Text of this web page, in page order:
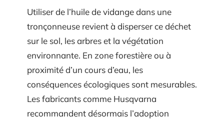
Utiliser de l’huile de vidange dans une
tronçonneuse revient à disperser ce déchet
sur le sol, les arbres et la végétation
environnante. En zone forestière ou à
proximité d’un cours d’eau, les
conséquences écologiques sont mesurables.
Les fabricants comme Husqvarna
recommandent désormais l’adoption